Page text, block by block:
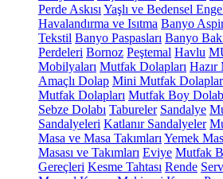
Perde Askısı Yaşlı ve Bedensel
Havalandırma ve Isıtma Banyo
Tekstil Banyo Paspasları Banyo
Perdeleri Bornoz Peştemal Havlu
Mobilyaları Mutfak Dolapları Hazır
Amaçlı Dolap Mini Mutfak
Mutfak Dolapları Mutfak Boy
Sebze Dolabı Tabureler Sandalye
Sandalyeleri Katlanır Sandalyeler
Masa ve Masa Takımları Yemek
Masası ve Takımları Eviye Mutfak
Gereçleri Kesme Tahtası Rende